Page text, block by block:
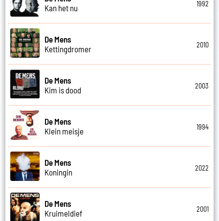
Kan het nu
1992
De Mens
Kettingdromer
2010
De Mens
Kim is dood
2003
De Mens
Klein meisje
1994
De Mens
Koningin
2022
De Mens
Kruimeldief
2001